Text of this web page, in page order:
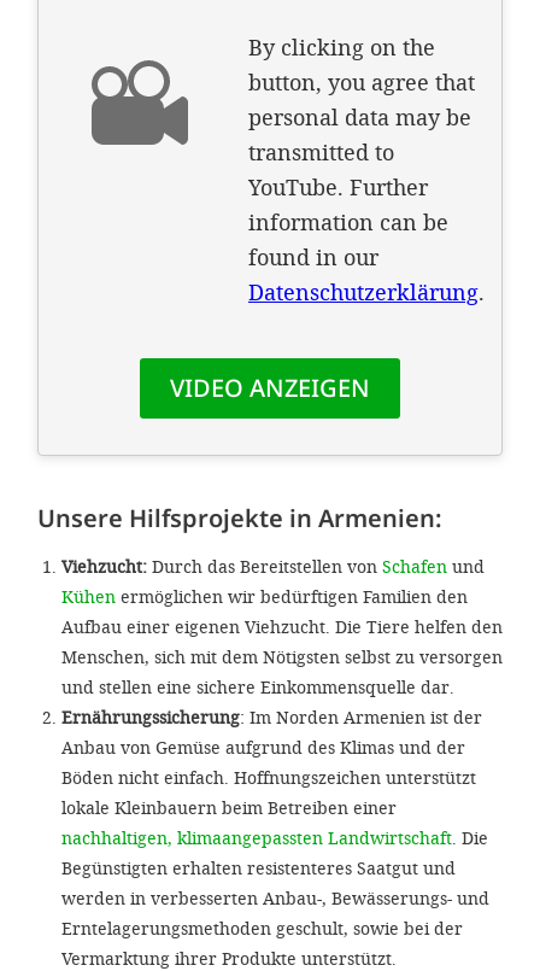
Unsere Hilfsprojekte in Armenien:
Viehzucht: Durch das Bereitstellen von Schafen und
Kühen ermöglichen wir bedürftigen Familien den
Aufbau einer eigenen Viehzucht. Die Tiere helfen den
Menschen, sich mit dem Nötigsten selbst zu versorgen
und stellen eine sichere Einkommensquelle dar.
Ernährungssicherung: Im Norden Armenien ist der
Anbau von Gemüse aufgrund des Klimas und der
Böden nicht einfach. Hoffnungszeichen unterstützt
lokale Kleinbauern beim Betreiben einer
nachhaltigen, klimaangepassten Landwirtschaft. Die
Begünstigten erhalten resistenteres Saatgut und
werden in verbesserten Anbau-, Bewässerungs- und
Erntelagerungsmethoden geschult, sowie bei der
Vermarktung ihrer Produkte unterstützt.